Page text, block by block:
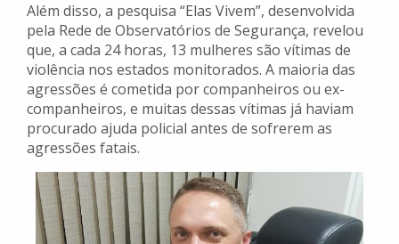
Além disso, a pesquisa “Elas Vivem”, desenvolvida
pela Rede de Observatórios de Segurança, revelou
que, a cada 24 horas, 13 mulheres são vítimas de
violência nos estados monitorados. A maioria das
agressões é cometida por companheiros ou ex-
companheiros, e muitas dessas vítimas já haviam
procurado ajuda policial antes de sofrerem as
agressões fatais.